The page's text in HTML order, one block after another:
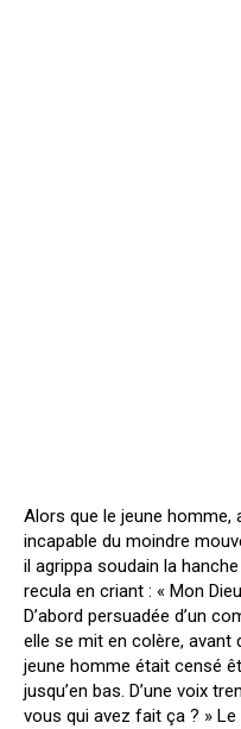
Alors que le jeune homme,
incapable du moindre
il agrippa soudain la
recula en criant : « Mon
D’abord persuadée d’un
elle se mit en colère, avant
jeune homme était censé
jusqu’en bas. D’une voix
vous qui avez fait ça ? »